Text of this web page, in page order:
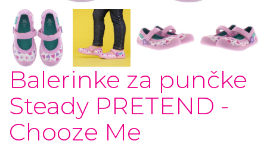
Balerinke za punčke
Steady PRETEND -
Chooze Me